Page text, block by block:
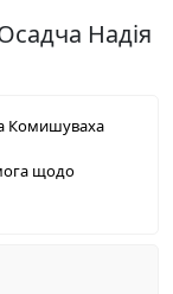
Надія
Комишуваха
щодо